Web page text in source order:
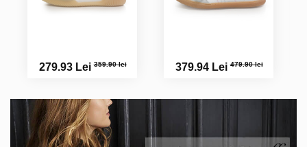
279.93 Lei359.90 lei 379.94 Lei479.90 lei